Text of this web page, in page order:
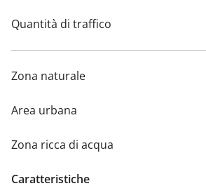
Quantità di traffico
Zona naturale
Area urbana
Zona ricca di acqua
Caratteristiche